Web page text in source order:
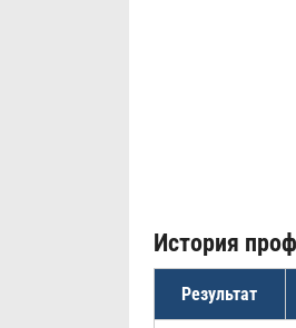
История
Результат